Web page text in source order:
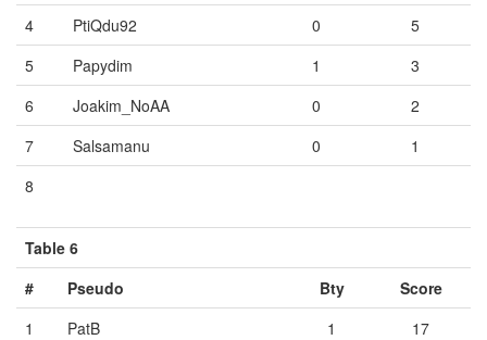
4
PtiQdu92 0
5
5
Papydim 1
3
6
Joakim_NoAA 0
2
7
Salsamanu 0
1
8
Table 6
#
Pseudo Bty
Score
1
PatB 1
17